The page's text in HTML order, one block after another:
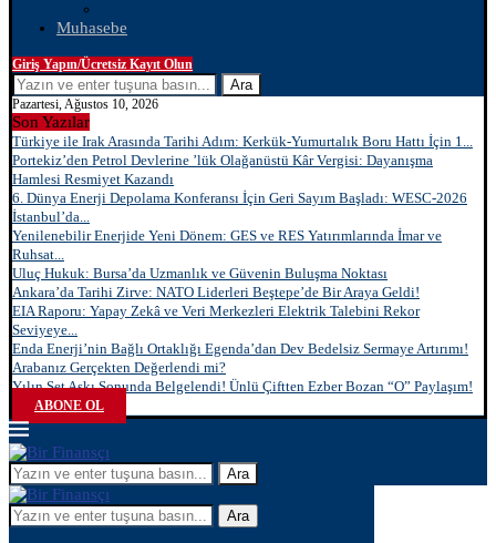
Muhasebe
Giriş Yapın/Ücretsiz Kayıt Olun
Ara
Pazartesi, Ağustos 10, 2026
Son Yazılar
Türkiye ile Irak Arasında Tarihi Adım: Kerkük-Yumurtalık Boru Hattı İçin 1...
Portekiz’den Petrol Devlerine ’lük Olağanüstü Kâr Vergisi: Dayanışma
Hamlesi Resmiyet Kazandı
6. Dünya Enerji Depolama Konferansı İçin Geri Sayım Başladı: WESC-2026
İstanbul’da...
Yenilenebilir Enerjide Yeni Dönem: GES ve RES Yatırımlarında İmar ve
Ruhsat...
Uluç Hukuk: Bursa’da Uzmanlık ve Güvenin Buluşma Noktası
Ankara’da Tarihi Zirve: NATO Liderleri Beştepe’de Bir Araya Geldi!
EIA Raporu: Yapay Zekâ ve Veri Merkezleri Elektrik Talebini Rekor
Seviyeye...
Enda Enerji’nin Bağlı Ortaklığı Egenda’dan Dev Bedelsiz Sermaye Artırımı!
Arabanız Gerçekten Değerlendi mi?
Yılın Set Aşkı Sonunda Belgelendi! Ünlü Çiftten Ezber Bozan “O” Paylaşım!
ABONE OL
Ara
Ara